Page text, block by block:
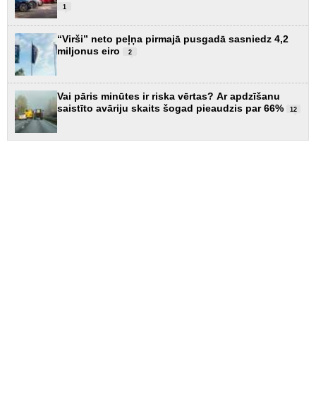
1
“Virši” neto peļņa pirmajā pusgadā sasniedz 4,2
miljonus eiro
2
Vai pāris minūtes ir riska vērtas? Ar apdzīšanu
saistīto avāriju skaits šogad pieaudzis par 66%
12